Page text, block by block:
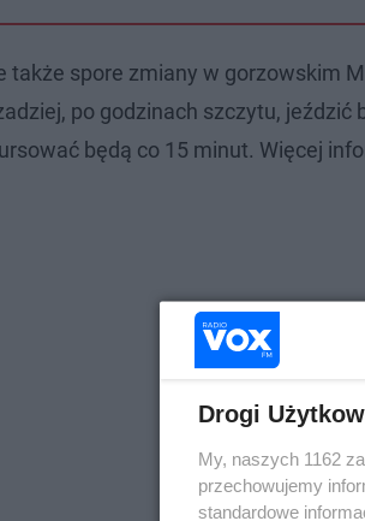
także spore zmiany w gorzowskim
po godzinach szczytu, jeździć
będą co 15 minut. Więcej
Drogi
My, naszych 1162
przechowujemy
standardowe